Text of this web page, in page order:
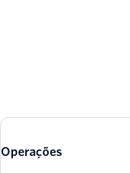
Operações